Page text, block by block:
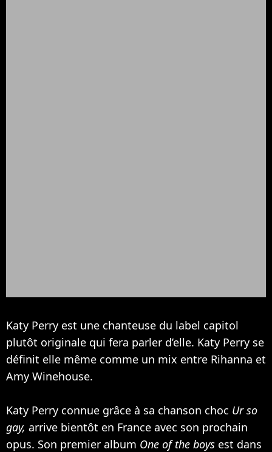
Katy Perry est une chanteuse du label capitol
plutôt originale qui fera parler d’elle. Katy Perry se
définit elle même comme un mix entre Rihanna et
Amy Winehouse.
Katy Perry connue grâce à sa chanson choc Ur so
gay, arrive bientôt en France avec son prochain
opus. Son premier album One of the boys est dans